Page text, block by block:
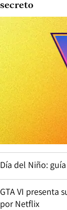
secreto
Día del Niño:
GTA VI presenta
por Netflix